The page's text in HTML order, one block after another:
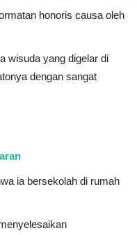
honoris causa oleh
wisuda yang digelar di
dengan sangat
ia bersekolah di rumah